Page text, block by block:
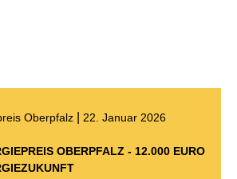
Oberpfalz 22. Januar 2026
OBERPFALZ - 12.000 EURO